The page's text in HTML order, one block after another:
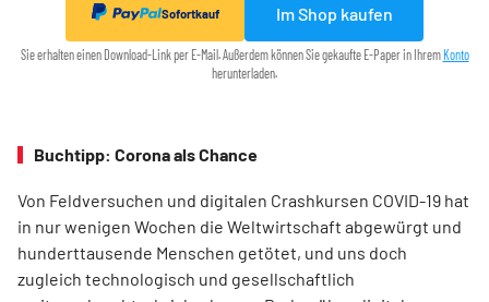
Sofortkauf Im Shop kaufen
Sie erhalten einen Download-Link per E-Mail. Außerdem können Sie gekaufte E-Paper in Ihrem Konto
herunterladen.
Buchtipp: Corona als Chance
Von Feldversuchen und digitalen Crashkursen COVID-19 hat
in nur wenigen Wochen die Weltwirtschaft abgewürgt und
hunderttausende Menschen getötet, und uns doch
zugleich technologisch und gesellschaftlich